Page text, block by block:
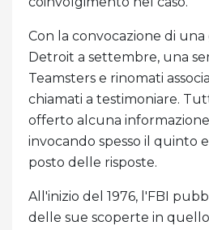
Con la convocazione di
Detroit a settembre, una
Teamsters e rinomati
chiamati a testimoniare.
offerto alcuna informazione
invocando spesso il quinto
posto delle risposte.
All'inizio del 1976, l'FBI
delle sue scoperte in